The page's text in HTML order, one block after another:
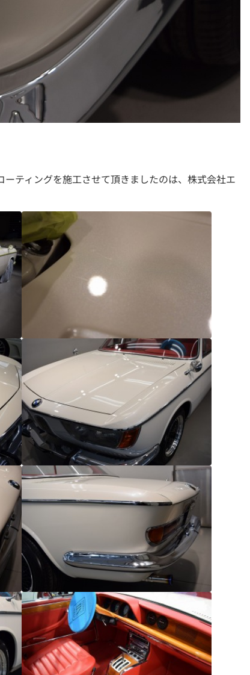
ティングを施工させて頂きましたのは、株式会社エ